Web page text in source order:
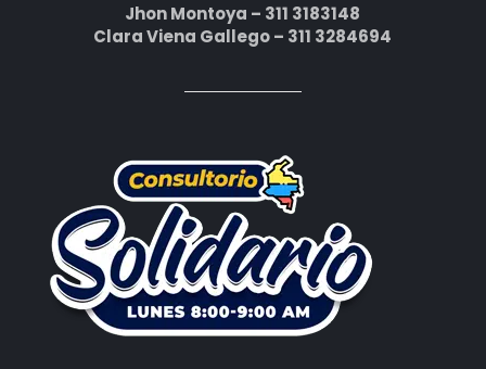
Jhon Montoya – 311 3183148
Clara Viena Gallego – 311 3284694